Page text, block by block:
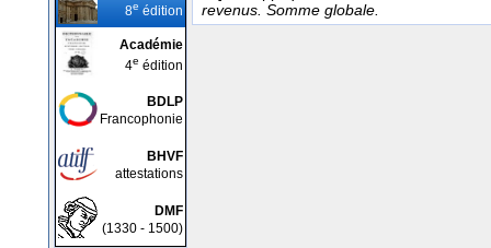
8e édition
Académie
4e édition
BDLP
Francophonie
BHVF
attestations
DMF
(1330 - 1500)
revenus. Somme globale.